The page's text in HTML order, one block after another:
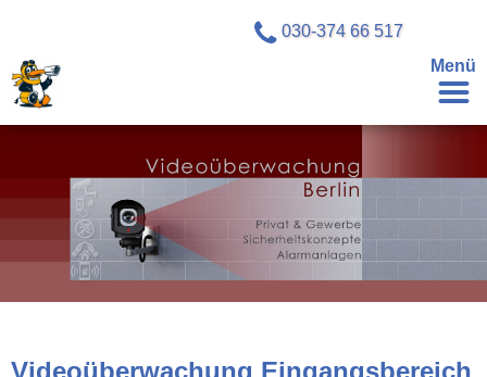
Menü
030-374 66 517